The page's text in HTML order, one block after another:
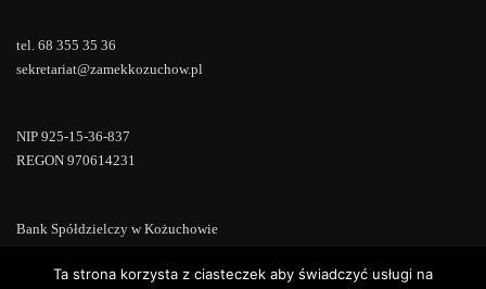
tel. 68 355 35 36
sekretariat@zamekkozuchow.pl
NIP 925-15-36-837
REGON 970614231
Bank Spółdzielczy w Kożuchowie
Ta strona korzysta z ciasteczek aby świadczyć usługi na